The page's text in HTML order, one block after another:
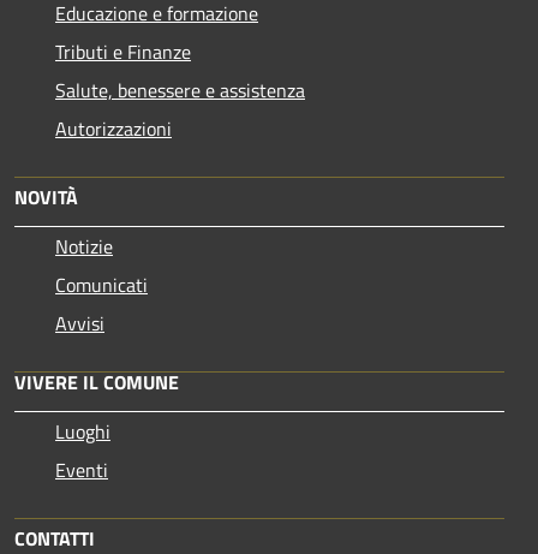
Educazione e formazione
Tributi e Finanze
Salute, benessere e assistenza
Autorizzazioni
NOVITÀ
Notizie
Comunicati
Avvisi
VIVERE IL COMUNE
Luoghi
Eventi
CONTATTI